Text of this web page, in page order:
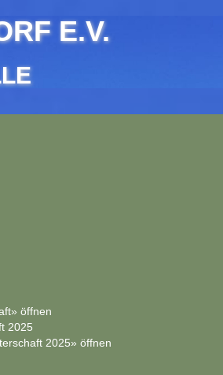
E.V.
öffnen
2025
2025» öffnen